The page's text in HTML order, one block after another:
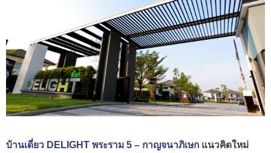
บ้านเดี่ยว DELIGHT พระราม 5 – กาญจนาภิเษก แนวคิดใหม่